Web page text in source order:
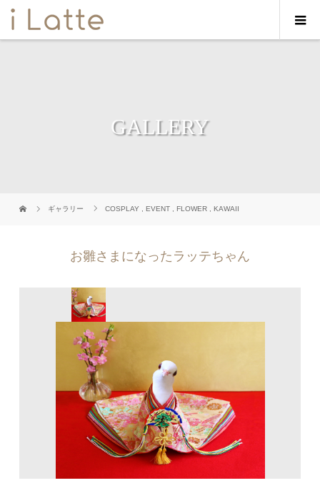
GALLERY
ギャラリー COSPLAY ,EVENT ,FLOWER ,KAWAII
お雛さまになったラッテちゃん